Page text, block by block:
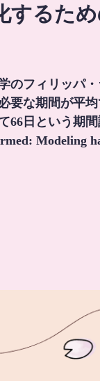
するた
のフィリッパ
要な期間が平
66日という期
Modeling